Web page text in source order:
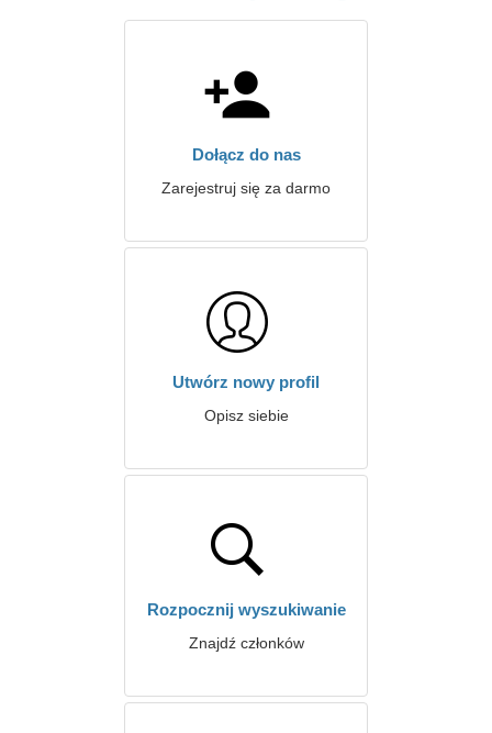
Dołącz do nas
Zarejestruj się za darmo
Utwórz nowy profil
Opisz siebie
Rozpocznij wyszukiwanie
Znajdź członków